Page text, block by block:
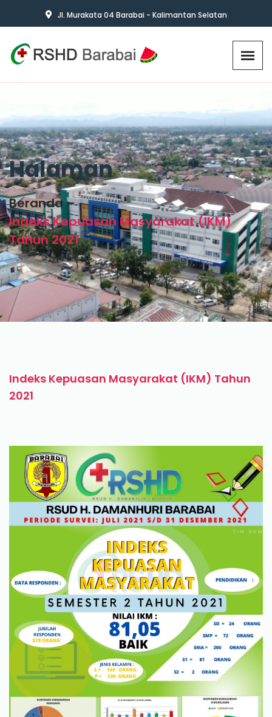
Jl. Murakata 04 Barabai - Kalimantan Selatan
Halaman
Beranda
Indeks Kepuasan Masyarakat (IKM)
Tahun 2021
Indeks Kepuasan Masyarakat (IKM) Tahun
2021